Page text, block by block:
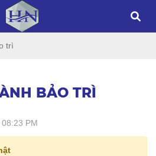
trì
BẢO TRÌ
PM